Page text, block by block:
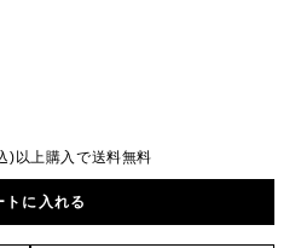
)以上購入で送料無料
トに入れる